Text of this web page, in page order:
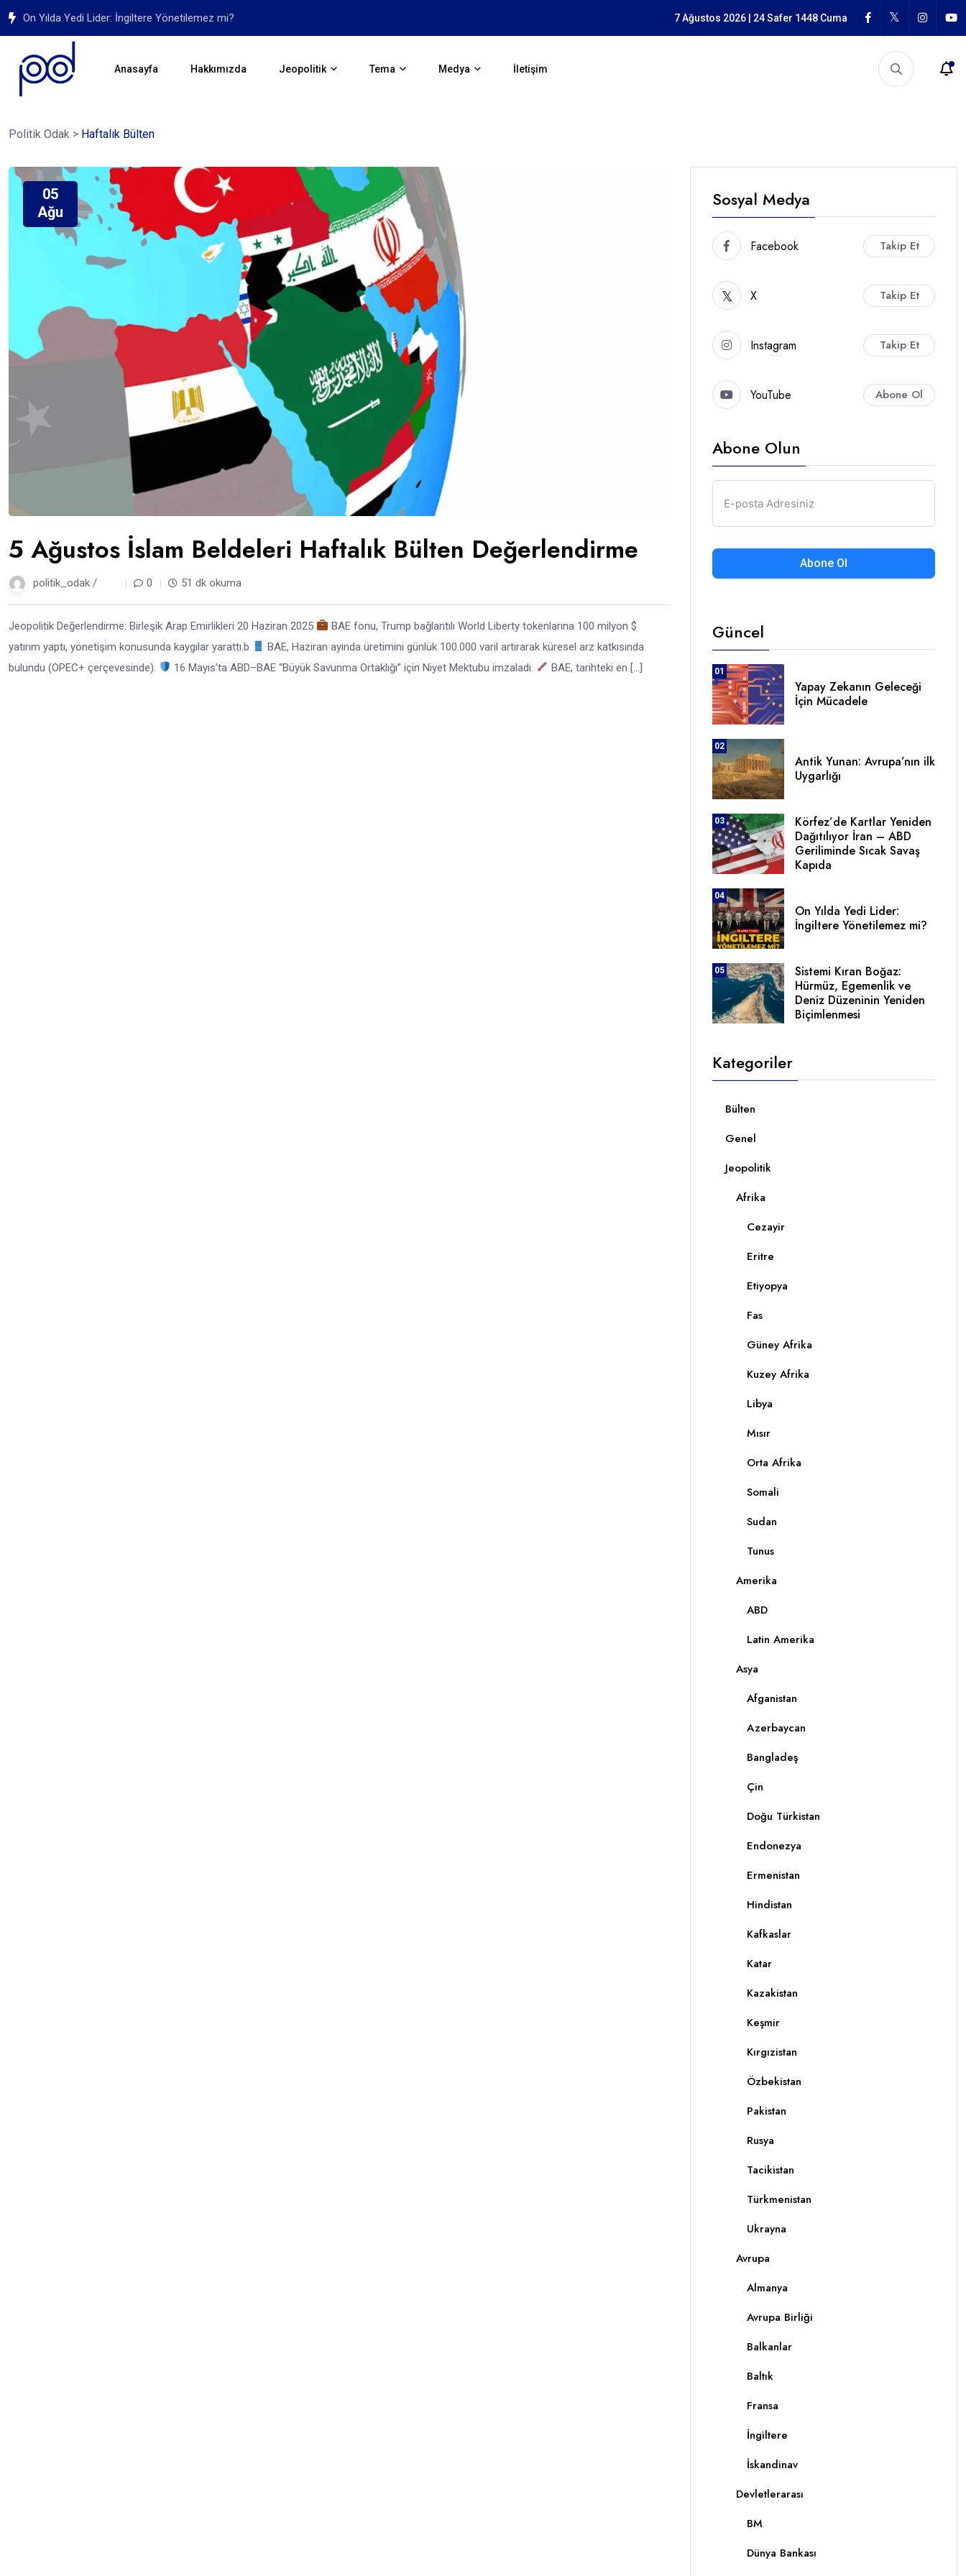
On Yılda Yedi Lider: İngiltere Yönetilemez mi? Sistemi Kıran Boğaz: Hürmüz, Egemenlik ve Deniz Düzeninin Yeniden Biçimlenmesi
7 Ağustos 2026 | 24 Safer 1448 Cuma
Anasayfa Hakkımızda Jeopolitik Tema Medya İletişim
Politik Odak > Haftalık Bülten
05
Ağu
5 Ağustos İslam Beldeleri Haftalık Bülten Değerlendirme
politik_odak / 0 51 dk okuma
Jeopolitik Değerlendirme: Birleşik Arap Emirlikleri 20 Haziran 2025
BAE fonu, Trump bağlantılı World Liberty tokenlarına 100 milyon $
yatırım yaptı, yönetişim konusunda kaygılar yarattı.b
BAE, Haziran ayında üretimini günlük 100.000 varil artırarak küresel arz katkısında
bulundu (OPEC+ çerçevesinde).
16 Mayıs’ta ABD–BAE “Büyük Savunma Ortaklığı” için Niyet Mektubu imzaladı. BAE, tarihteki en […]
Sosyal Medya
Facebook Takip Et
X Takip Et
Instagram Takip Et
YouTube Abone Ol
Abone Olun
Abone Ol
Güncel
01
Yapay Zekanın Geleceği
İçin Mücadele
02
Antik Yunan: Avrupa’nın ilk
Uygarlığı
03
Körfez’de Kartlar Yeniden
Dağıtılıyor İran – ABD
Geriliminde Sıcak Savaş
Kapıda
04
On Yılda Yedi Lider:
İngiltere Yönetilemez mi?
05
Sistemi Kıran Boğaz:
Hürmüz, Egemenlik ve
Deniz Düzeninin Yeniden
Biçimlenmesi
Kategoriler
Bülten
Genel
Jeopolitik
Afrika
Cezayir
Eritre
Etiyopya
Fas
Güney Afrika
Kuzey Afrika
Libya
Mısır
Orta Afrika
Somali
Sudan
Tunus
Amerika
ABD
Latin Amerika
Asya
Afganistan
Azerbaycan
Bangladeş
Çin
Doğu Türkistan
Endonezya
Ermenistan
Hindistan
Kafkaslar
Katar
Kazakistan
Keşmir
Kırgızistan
Özbekistan
Pakistan
Rusya
Tacikistan
Türkmenistan
Ukrayna
Avrupa
Almanya
Avrupa Birliği
Balkanlar
Baltık
Fransa
İngiltere
İskandinav
Devletlerarası
BM
Dünya Bankası